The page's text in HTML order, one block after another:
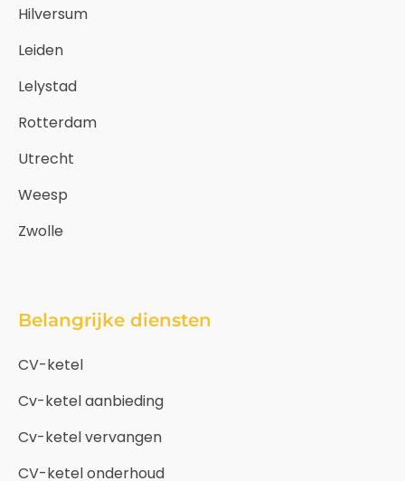
Hilversum
Leiden
Lelystad
Rotterdam
Utrecht
Weesp
Zwolle
Belangrijke diensten
CV-ketel
Cv-ketel aanbieding
Cv-ketel vervangen
CV-ketel onderhoud